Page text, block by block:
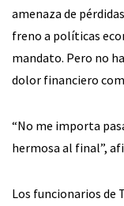
amenaza de
freno a políticas
mandato. Pero no
dolor financiero
“No me importa
hermosa al final”,
Los funcionarios de